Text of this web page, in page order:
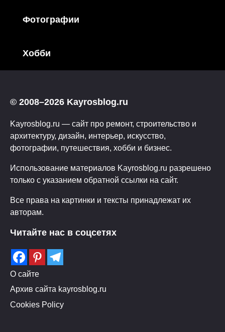
Фотографии
Хобби
© 2008–2026 Kayrosblog.ru
Kayrosblog.ru — сайт про ремонт, строительство и
архитектуру, дизайн, интерьер, искусство,
фотографии, путешествия, хобби и бизнес.
Использование материалов Kayrosblog.ru разрешено
только с указанием обратной ссылки на сайт.
Все права на картинки и тексты принадлежат их
авторам.
Читайте нас в соцсетях
О сайте
Архив сайта kayrosblog.ru
Cookies Policy